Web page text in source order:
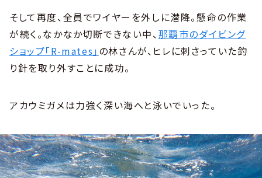
そして再度、全員でワイヤーを外しに潜降。懸命の作業
が続く。なかなか切断できない中、那覇市のダイビング
ショップ「R-mates」 の林さんが、ヒレに刺さっていた釣
り針を取り外すことに成功。
アカウミガメは力強く深い海へと泳いでいった。